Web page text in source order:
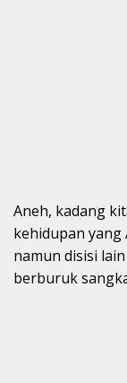
Aneh, kadang
kehidupan yang
namun disisi
berburuk